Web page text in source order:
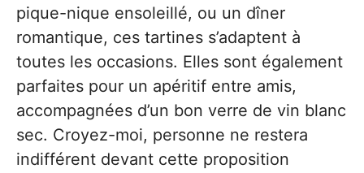
pique-nique ensoleillé, ou un dîner
romantique, ces tartines s’adaptent à
toutes les occasions. Elles sont également
parfaites pour un apéritif entre amis,
accompagnées d’un bon verre de vin blanc
sec. Croyez-moi, personne ne restera
indifférent devant cette proposition